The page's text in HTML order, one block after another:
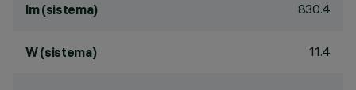
lm (sistema) 830.4
W (sistema) 11.4